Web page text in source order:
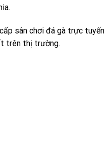
sân chơi đá gà trực tuyến
trên thị trường.